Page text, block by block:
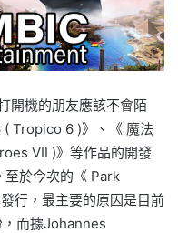
開機的朋友應該不會陌
( Tropico 6 )》、《 魔法
VII )》等作品的開發
至於今次的《 Park
行，最主要的原因是目前
而據Johannes